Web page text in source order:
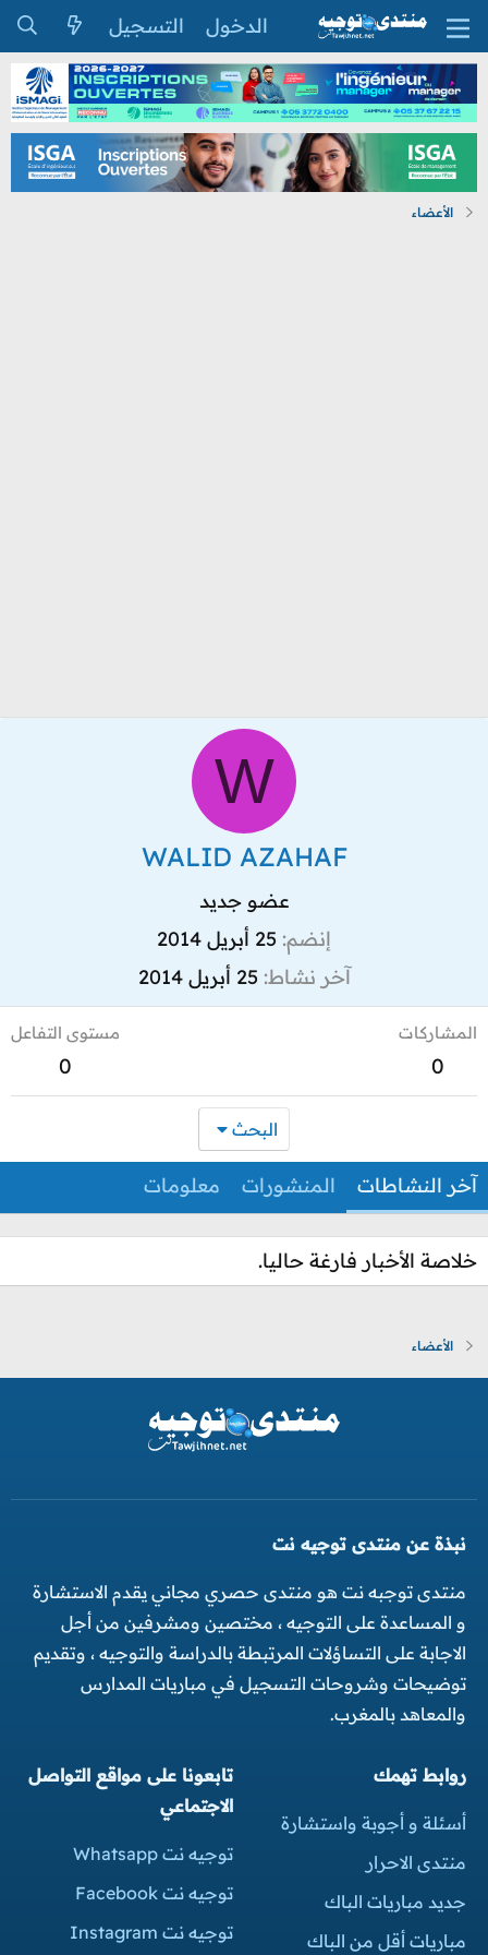
الدخول التسجيل
الأعضاء
W
WALID AZAHAF
عضو جديد
إنضم 25 أبريل 2014
آخر نشاط 25 أبريل 2014
المشاركات
0
مستوى التفاعل
0
البحث
آخر النشاطات المنشورات معلومات
خلاصة الأخبار فارغة حاليا.
الأعضاء
نبذة عن منتدى توجيه نت
منتدى توجبه نت هو منتدى حصري مجاني يقدم الاستشارة
و المساعدة على التوجيه ، مختصين ومشرفين من أجل
الاجابة على التساؤلات المرتبطة بالدراسة والتوجيه ، وتقديم
توضيحات وشروحات التسجيل في مباريات المدارس
والمعاهد بالمغرب.
روابط تهمك
أسئلة و أجوبة واستشارة
منتدى الاحرار
جديد مباريات الباك
مباريات أقل من الباك
تابعونا على مواقع التواصل
الاجتماعي
توجيه نت Whatsapp
توجيه نت Facebook
توجيه نت Instagram